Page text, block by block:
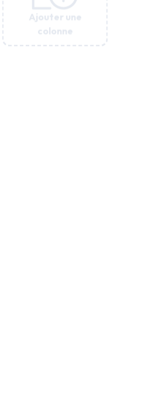
Ajouter une
colonne
Ajouter une
colonne
Ajouter une
colonne
Ajouter une
colonne
Ajouter une
colonne
Ajouter une
colonne